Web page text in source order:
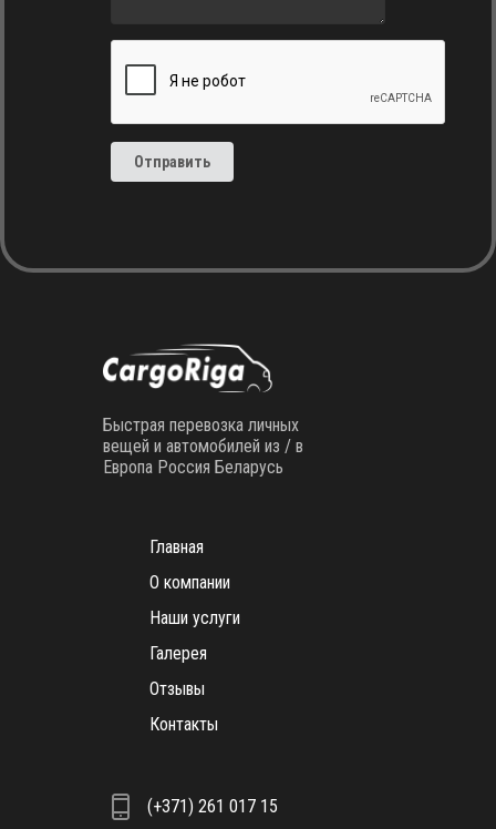
Отправить
Быстрая перевозка личных
вещей и автомобилей из / в
Европа Россия Беларусь
Главная
О компании
Наши услуги
Галерея
Отзывы
Контакты
(+371) 261 017 15